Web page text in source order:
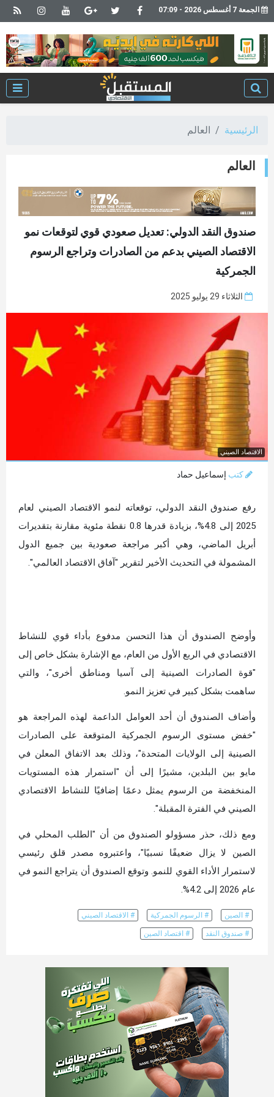
الجمعة 7 أغسطس 2026 - 07:09
الرئيسية العالم
العالم
صندوق النقد الدولي: تعديل صعودي قوي لتوقعات نمو
الاقتصاد الصيني بدعم من الصادرات وتراجع الرسوم
الجمركية
الثلاثاء 29 يوليو 2025
الاقتصاد الصيني
كتب إسماعيل حماد
رفع صندوق النقد الدولي، توقعاته لنمو الاقتصاد الصيني لعام
2025 إلى 4.8%، بزيادة قدرها 0.8 نقطة مئوية مقارنة بتقديرات
أبريل الماضي، وهي أكبر مراجعة صعودية بين جميع الدول
المشمولة في التحديث الأخير لتقرير "آفاق الاقتصاد العالمي".
وأوضح الصندوق أن هذا التحسن مدفوع بأداء قوي للنشاط
الاقتصادي في الربع الأول من العام، مع الإشارة بشكل خاص إلى
"قوة الصادرات الصينية إلى آسيا ومناطق أخرى"، والتي
ساهمت بشكل كبير في تعزيز النمو.
وأضاف الصندوق أن أحد العوامل الداعمة لهذه المراجعة هو
"خفض مستوى الرسوم الجمركية المتوقعة على الصادرات
الصينية إلى الولايات المتحدة"، وذلك بعد الاتفاق المعلن في
مايو بين البلدين، مشيرًا إلى أن "استمرار هذه المستويات
المنخفضة من الرسوم يمثل دعمًا إضافيًا للنشاط الاقتصادي
الصيني في الفترة المقبلة".
ومع ذلك، حذر مسؤولو الصندوق من أن "الطلب المحلي في
الصين لا يزال ضعيفًا نسبيًا"، واعتبروه مصدر قلق رئيسي
لاستمرار الأداء القوي للنمو. وتوقع الصندوق أن يتراجع النمو في
عام 2026 إلى 4.2%.
# الصين # الرسوم الجمركية # الاقتصاد الصيني
# صندوق النقد # اقتصاد الصين